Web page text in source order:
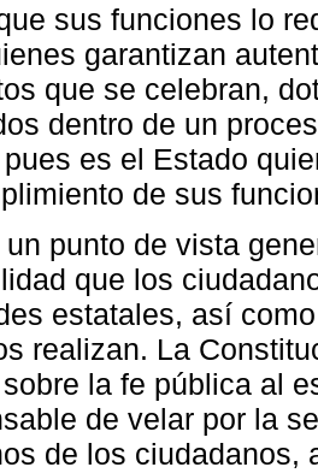
sus funciones lo
garantizan
que se celebran,
dentro de un
es el Estado
de sus
un punto de vista
que los
estatales, así
realizan. La
la fe pública al
de velar por la
de los ciudadanos,